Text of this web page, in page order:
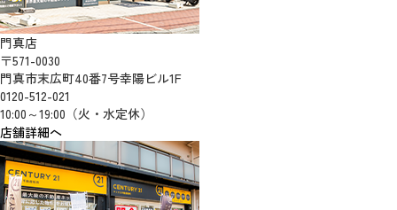
門真店
〒571-0030
門真市末広町40番7号幸陽ビル1F
0120-512-021
10:00～19:00（火・水定休）
店舗詳細へ